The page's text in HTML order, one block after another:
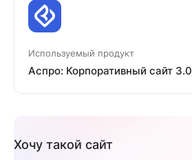
Используемый продукт
Аспро: Корпоративный сайт 3.0
Хочу такой сайт